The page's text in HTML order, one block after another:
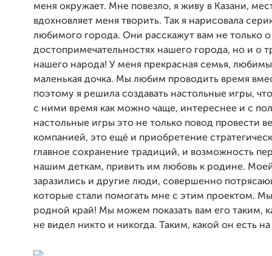
меня окружает. Мне повезло, я живу в Казани,
вдохновляет меня творить. Так я нарисовала
любимого города. Они расскажут вам не только о
достопримечательностях нашего города, но и о
нашего народа! У меня прекрасная семья,
маленькая дочка. Мы любим проводить время
поэтому я решила создавать настольные игры,
с ними время как можно чаще, интереснее и с
настольные игры это не только повод провести
компанией, это ещё и приобретение
главное сохранение традиций, и возможность
нашим деткам, привить им любовь к родине.
заразились и другие люди, совершенно
которые стали помогать мне с этим проектом.
родной край! Мы можем показать вам его таким,
не видел никто и никогда. Таким, какой он есть